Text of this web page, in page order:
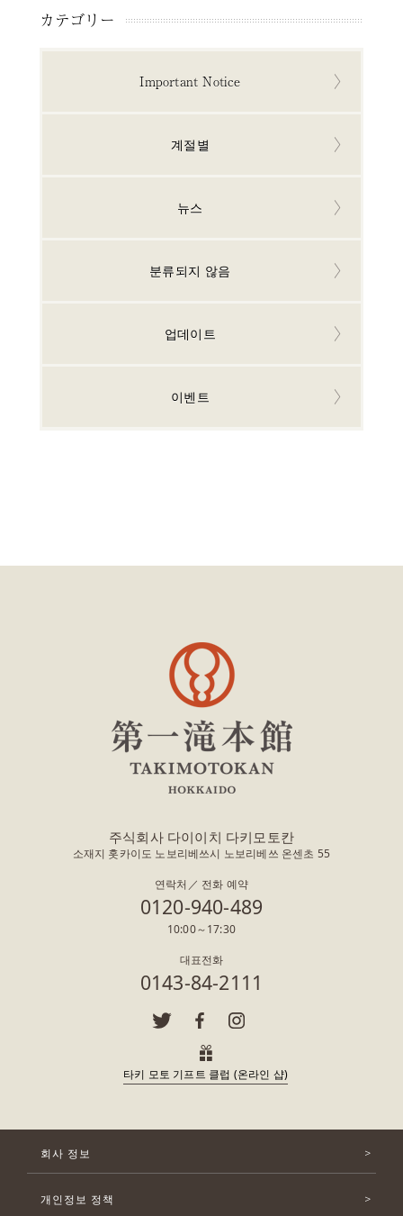
カテゴリー
Important Notice
계절별
뉴스
분류되지 않음
업데이트
이벤트
주식회사 다이이치 다키모토칸
소재지 홋카이도 노보리베쓰시 노보리베쓰 온센초 55
연락처／ 전화 예약
0120-940-489
10:00～17:30
대표전화
0143-84-2111
타키 모토 기프트 클럽 (온라인 샵)
회사 정보
개인정보 정책